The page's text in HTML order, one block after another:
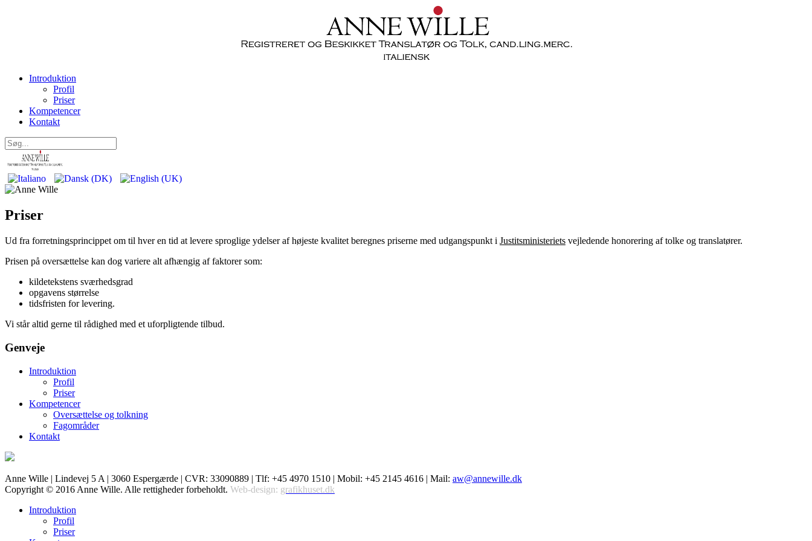
Introduktion
Profil
Priser
Kompetencer
Kontakt
Priser
Ud fra forretningsprincippet om til hver en tid at levere sproglige ydelser af højeste kvalitet beregnes priserne med udgangspunkt i Justitsministeriets vejledende honorering af tolke og translatører.
Prisen på oversættelse kan dog variere alt afhængig af faktorer som:
kildetekstens sværhedsgrad
opgavens størrelse
tidsfristen for levering.
Vi står altid gerne til rådighed med et uforpligtende tilbud.
Genveje
Introduktion
Profil
Priser
Kompetencer
Oversættelse og tolkning
Fagområder
Kontakt
Anne Wille | Lindevej 5 A | 3060 Espergærde | CVR: 33090889 | Tlf: +45 4970 1510 | Mobil: +45 2145 4616 | Mail: aw@annewille.dk
Copyright © 2016 Anne Wille. Alle rettigheder forbeholdt. Web-design: grafikhuset.dk
Introduktion
Profil
Priser